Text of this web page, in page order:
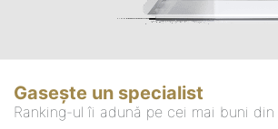
Gasește un specialist
Ranking-ul îi adună pe cei mai buni